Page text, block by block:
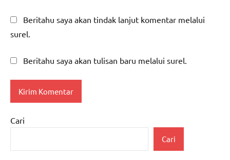
Beritahu saya akan tindak lanjut komentar melalui
surel.
Beritahu saya akan tulisan baru melalui surel.
Cari
Cari